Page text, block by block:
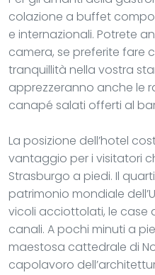
colazione a buffet
e internazionali. Potrete
camera, se preferite fare
tranquillità nella vostra
apprezzeranno anche le
canapé salati offerti al
La posizione dell’hotel
vantaggio per i visitatori
Strasburgo a piedi. Il
patrimonio mondiale
vicoli acciottolati, le case
canali. A pochi minuti a
maestosa cattedrale di
capolavoro